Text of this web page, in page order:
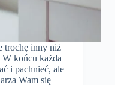
trochę inny niż
W końcu każda
i pachnieć, ale
Wam się